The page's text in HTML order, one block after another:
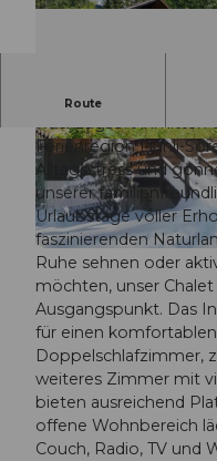
© swisshotel
© swisshotel
Route
Herzlich willkommen
Rückzugsort inmitten
Ferienregion Flühli-
Alltagsstress und
unserer
Urlaubstage voller
faszinierenden
Ruhe sehnen oder
möchten, unser
Ausgangspunkt. Das
für einen
Doppelschlafzimmer,
weiteres Zimmer mit
bieten ausreichend
offene Wohnbereich
Couch, Radio, TV und